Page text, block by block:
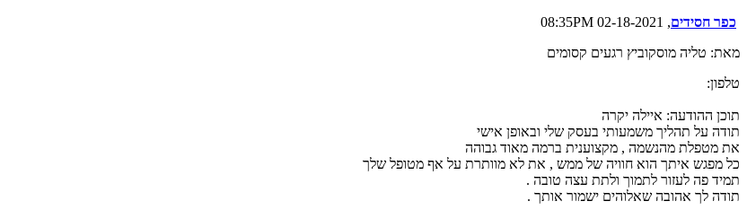
כפר חסידים, 02-18-2021 08:35PM
מאת: טליה מוסקוביץ רגעים קסומים
טלפון:
תוכן ההודעה: איילה יקרה
תודה על תהליך משמעותי בעסק שלי ובאופן אישי
את מטפלת מהנשמה , מקצוענית ברמה מאוד גבוהה
כל מפגש איתך הוא חוויה של ממש , את לא מוותרת על אף מטופל שלך
תמיד פה לעזור לתמוך ולתת עצה טובה .
תודה לך אהובה שאלוהים ישמור אותך .